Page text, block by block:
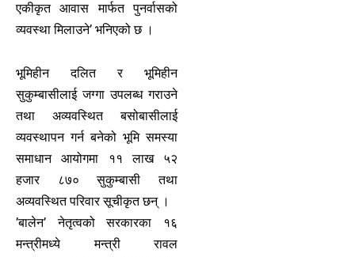
एकीकृत आवास मार्फत पुनर्वासको
व्यवस्था मिलाउने’ भनिएको छ ।
भूमिहीन दलित र भूमिहीन
सुकुम्बासीलाई जग्गा उपलब्ध गराउने
तथा अव्यवस्थित बसोबासीलाई
व्यवस्थापन गर्न बनेको भूमि समस्या
समाधान आयोगमा ११ लाख ५२
हजार ८७० सुकुम्बासी तथा
अव्यवस्थित परिवार सूचीकृत छन् ।
’बालेन’ नेतृत्वको सरकारका १६
मन्त्रीमध्ये मन्त्री रावल